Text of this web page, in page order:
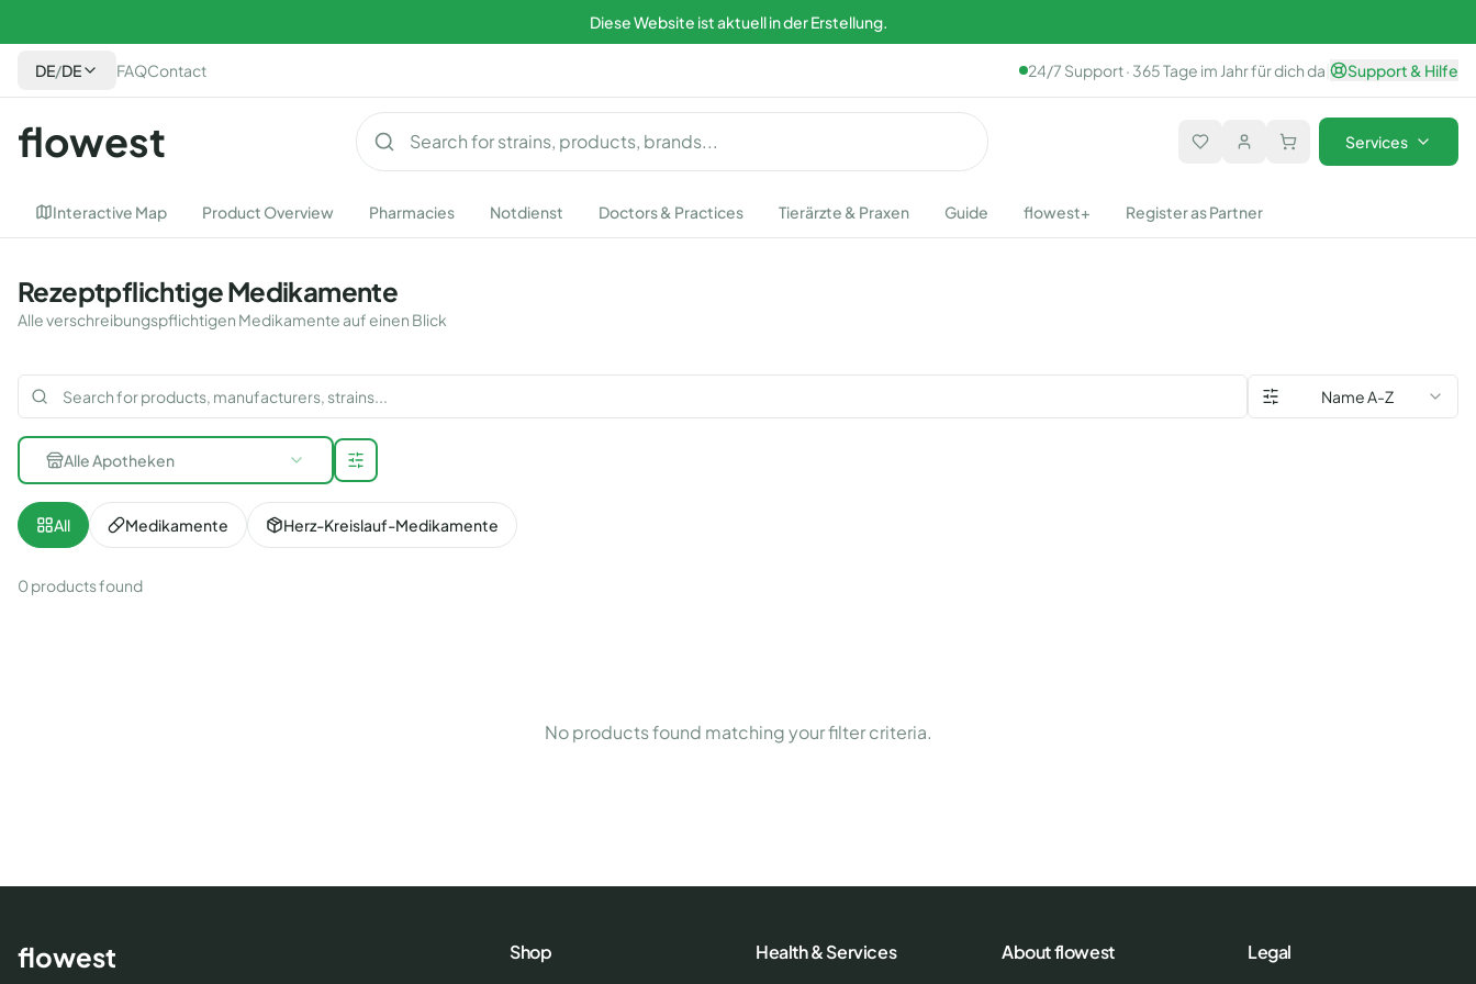
Diese Website ist aktuell in der Erstellung.
DE/DE FAQContact 24/7 Support · 365 Tage im Jahr für dich da Support & Hilfe
flowest Services
Interactive Map Product Overview Pharmacies Notdienst Doctors & Practices Tierärzte & Praxen Guide flowest+ Register as Partner
Rezeptpflichtige Medikamente
Alle verschreibungspflichtigen Medikamente auf einen Blick
Name A-Z
Alle Apotheken
All Medikamente Herz-Kreislauf-Medikamente
0 products found
No products found matching your filter criteria.
flowest Shop Health & Services About flowest Legal